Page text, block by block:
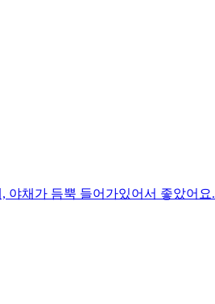
채가 듬뿍 들어가있어서 좋았어